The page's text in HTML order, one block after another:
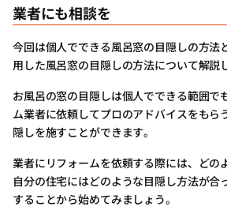
業者にも相談を
今回は個人でできる風呂窓の目隠しの方法
用した風呂窓の目隠しの方法について解説
お風呂の窓の目隠しは個人でできる範囲で
ム業者に依頼してプロのアドバイスをもら
隠しを施すことができます。
業者にリフォームを依頼する際には、どの
自分の住宅にはどのような目隠し方法が合
することから始めてみましょう。